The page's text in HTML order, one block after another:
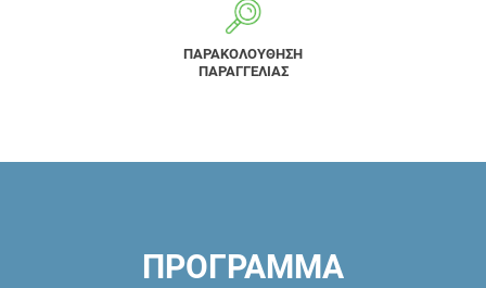
ΠΑΡΑΚΟΛΟΥΘΗΣΗ
ΠΑΡΑΓΓΕΛΙΑΣ
ΠΡΟΓΡΑΜΜΑ